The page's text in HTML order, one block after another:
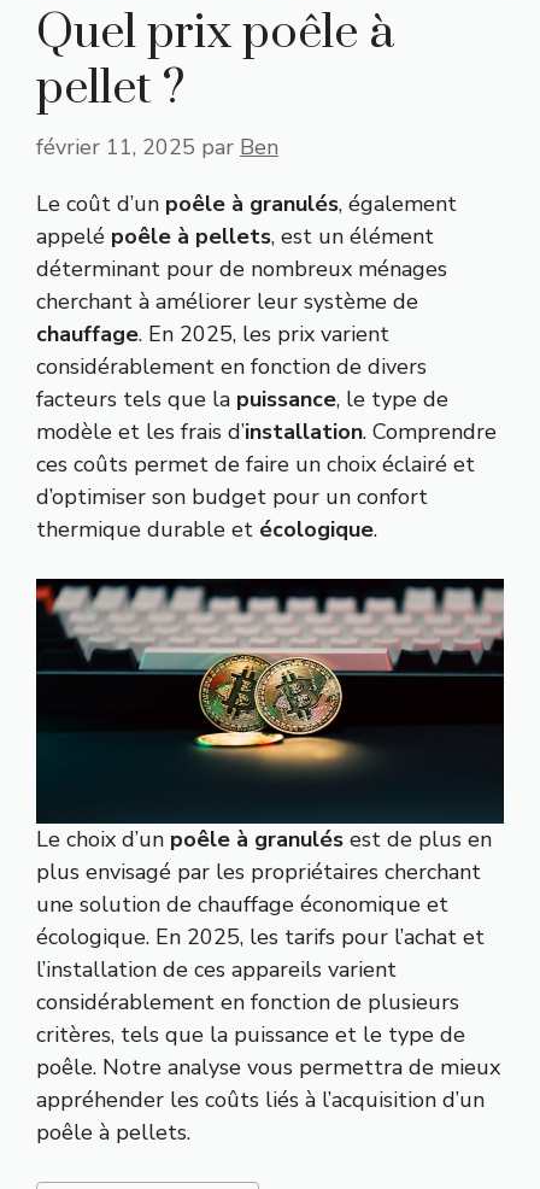
Quel prix poêle à
pellet ?
février 11, 2025 par Ben
Le coût d’un poêle à granulés, également
appelé poêle à pellets, est un élément
déterminant pour de nombreux ménages
cherchant à améliorer leur système de
chauffage. En 2025, les prix varient
considérablement en fonction de divers
facteurs tels que la puissance, le type de
modèle et les frais d’installation. Comprendre
ces coûts permet de faire un choix éclairé et
d’optimiser son budget pour un confort
thermique durable et écologique.
Le choix d’un poêle à granulés est de plus en
plus envisagé par les propriétaires cherchant
une solution de chauffage économique et
écologique. En 2025, les tarifs pour l’achat et
l’installation de ces appareils varient
considérablement en fonction de plusieurs
critères, tels que la puissance et le type de
poêle. Notre analyse vous permettra de mieux
appréhender les coûts liés à l’acquisition d’un
poêle à pellets.